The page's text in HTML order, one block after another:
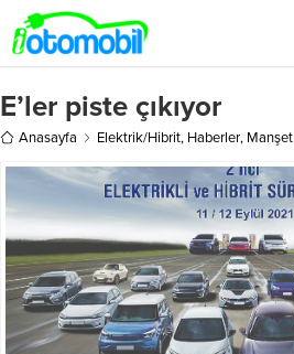
E’ler piste çıkıyor
Anasayfa Elektrik/Hibrit, Haberler, Manşet